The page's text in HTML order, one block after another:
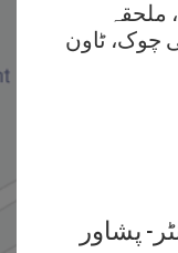
ملحقہ
چوک، ٹاون
پشاور